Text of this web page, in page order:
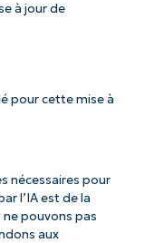
à jour de
pour cette mise à
nécessaires pour
l’IA est de la
pouvons pas
aux